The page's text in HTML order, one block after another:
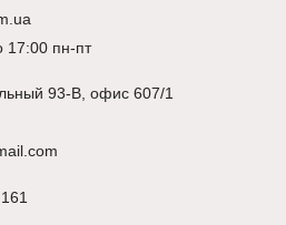
17:00 пн-пт
93-В, офис 607/1